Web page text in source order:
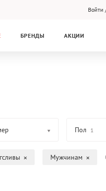
Войти
БРЕНДЫ АКЦИИ
Пол 1
Мужчинам